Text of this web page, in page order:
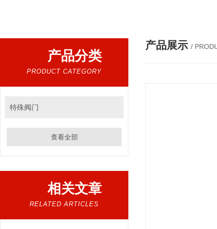
产品分类
PRODUCT CATEGORY
特殊阀门
查看全部
相关文章
RELATED ARTICLES
产品展示 /